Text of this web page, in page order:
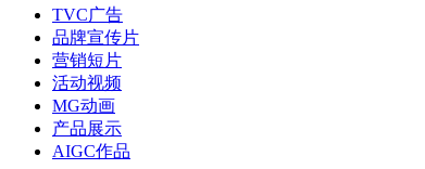
TVC广告
品牌宣传片
营销短片
活动视频
MG动画
产品展示
AIGC作品